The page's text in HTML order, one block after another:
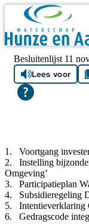
Skip navigation
Besluitenlijst 11
Lees voor
1. Voortgang
2. Instelling
Omgeving’
3. Participatieplan
4. Subsidieregeling
5. Intentieverklaring
6. Gedragscode